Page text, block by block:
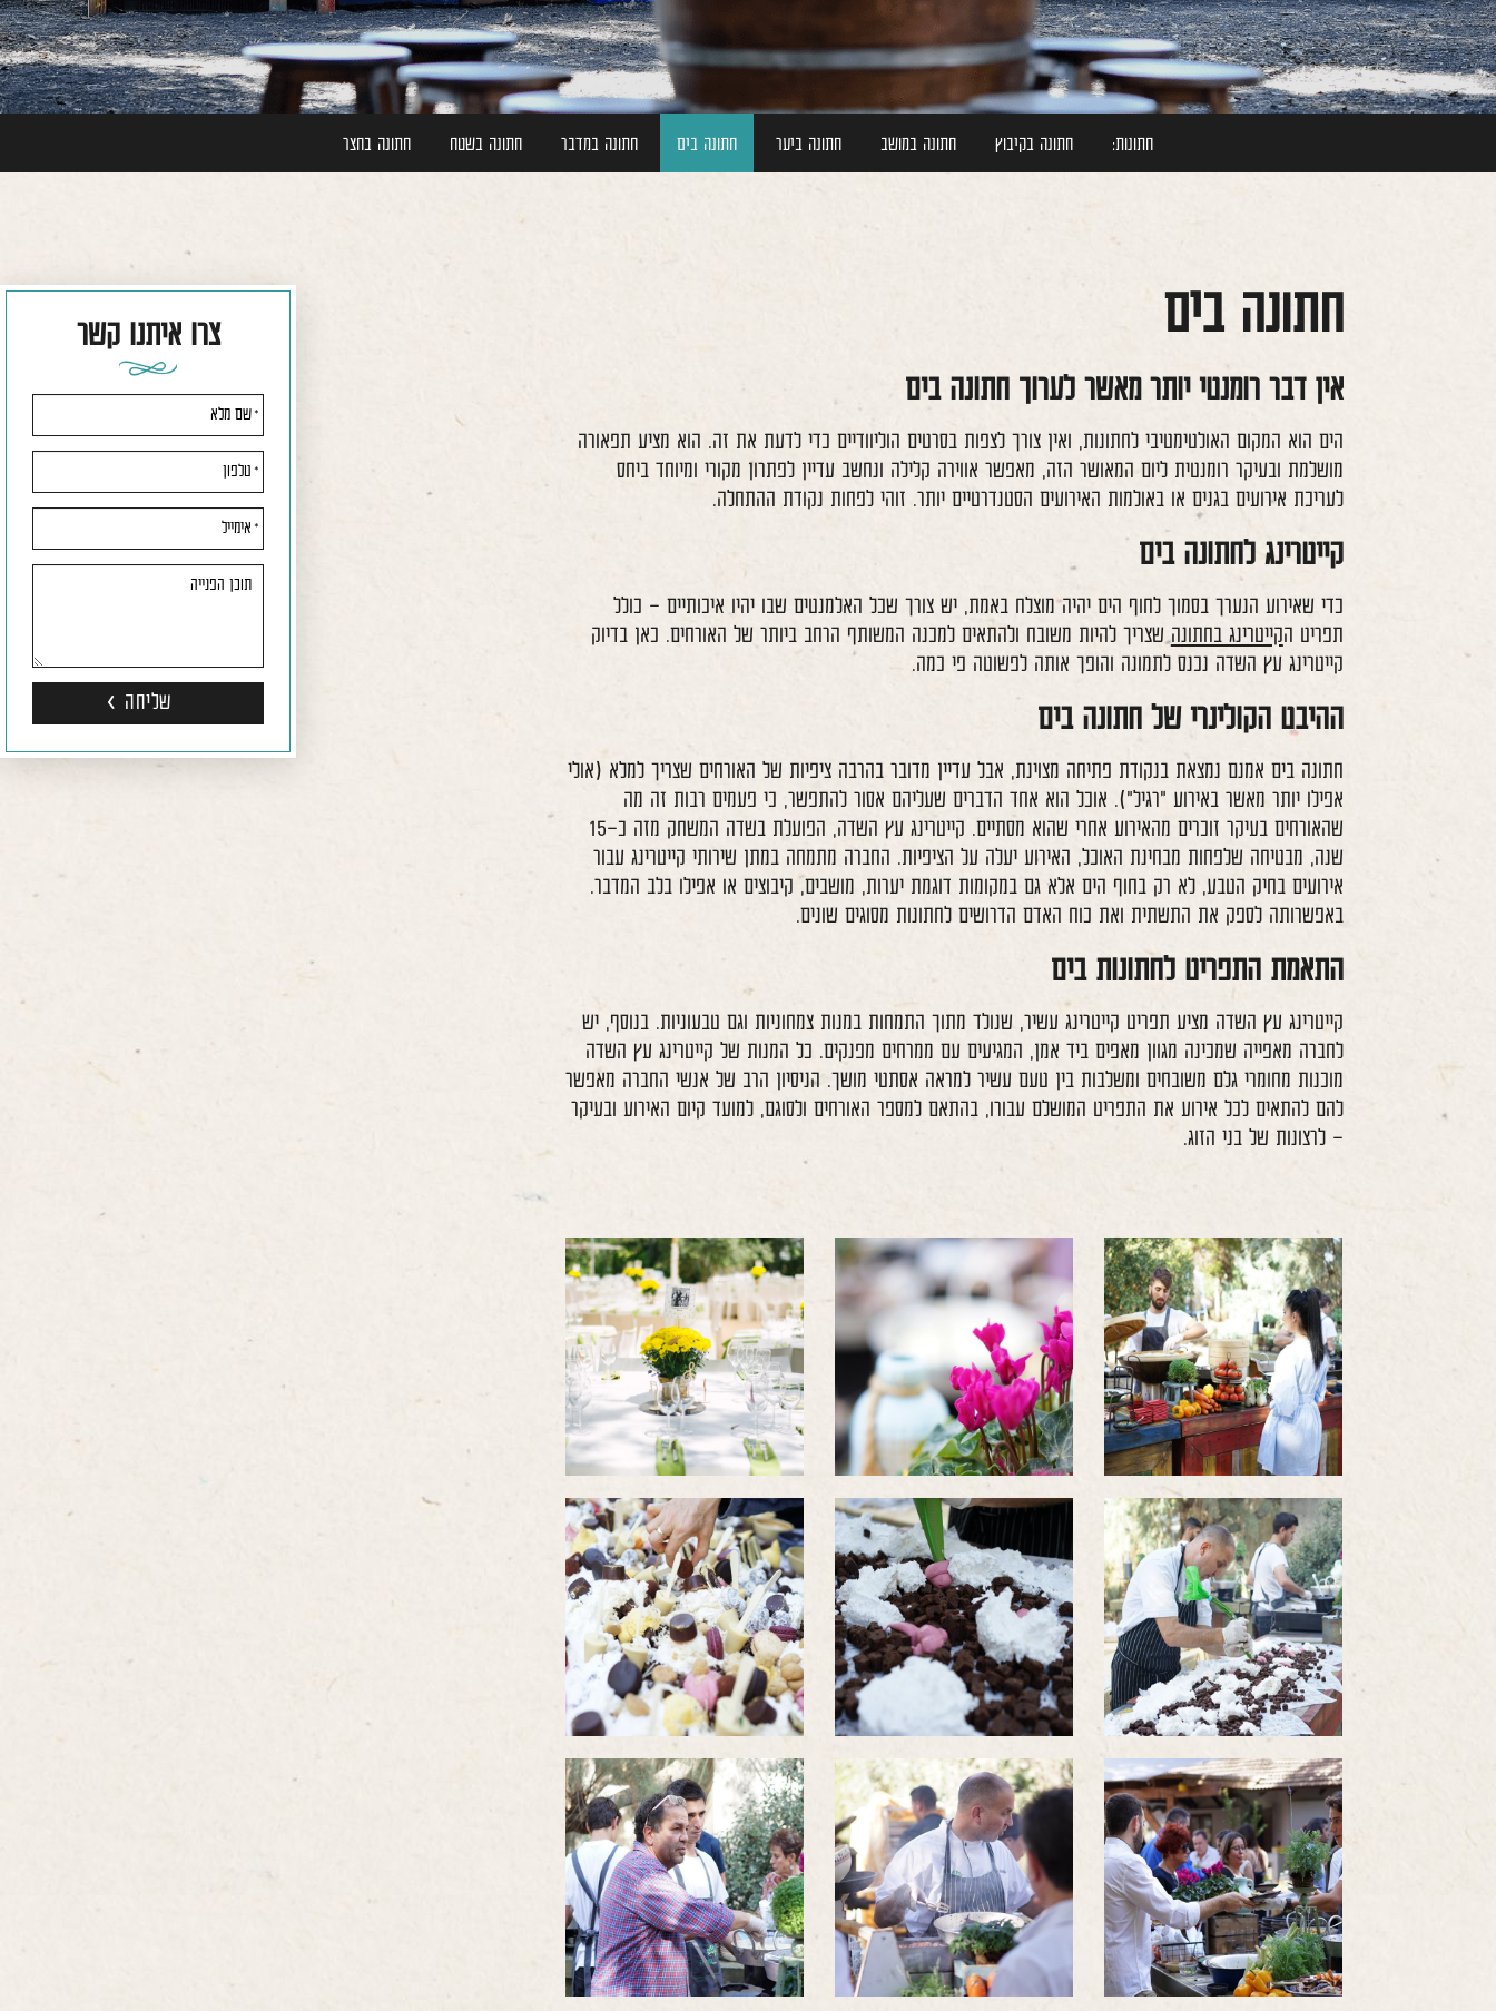
חתונות: חתונה בקיבוץ חתונה במושב חתונה ביער חתונה בים חתונה במדבר חתונה בשטח חתונה בחצר
צרו איתנו קשר
אנא
מלאו
טופס
חתונה בים
אין דבר רומנטי יותר מאשר לערוך חתונה בים
הים הוא המקום האולטימטיבי לחתונות, ואין צורך לצפות בסרטים הוליוודיים כדי לדעת את זה. הוא מציע תפאורה
מושלמת ובעיקר רומנטית ליום המאושר הזה, מאפשר אווירה קלילה ונחשב עדיין לפתרון מקורי ומיוחד ביחס
לעריכת אירועים בגנים או באולמות האירועים הסטנדרטיים יותר. זוהי לפחות נקודת ההתחלה.
קייטרינג לחתונה בים
כדי שאירוע הנערך בסמוך לחוף הים יהיה מוצלח באמת, יש צורך שכל האלמנטים שבו יהיו איכותיים – כולל
תפריט הקייטרינג בחתונהשצריך להיות משובח ולהתאים למכנה המשותף הרחב ביותר של האורחים. כאן בדיוק
קייטרינג עץ השדה נכנס לתמונה והופך אותה לפשוטה פי כמה.
ההיבט הקולינרי של חתונה בים
חתונה בים אמנם נמצאת בנקודת פתיחה מצוינת, אבל עדיין מדובר בהרבה ציפיות של האורחים שצריך למלא (אולי
אפילו יותר מאשר באירוע "רגיל"). אוכל הוא אחד הדברים שעליהם אסור להתפשר, כי פעמים רבות זה מה
שהאורחים בעיקר זוכרים מהאירוע אחרי שהוא מסתיים. קייטרינג עץ השדה, הפועלת בשדה המשחק מזה כ-15
שנה, מבטיחה שלפחות מבחינת האוכל, האירוע יעלה על הציפיות. החברה מתמחה במתן שירותי קייטרינג עבור
אירועים בחיק הטבע, לא רק בחוף הים אלא גם במקומות דוגמת יערות, מושבים, קיבוצים או אפילו בלב המדבר.
באפשרותה לספק את התשתית ואת כוח האדם הדרושים לחתונות מסוגים שונים.
התאמת התפריט לחתונות בים
קייטרינג עץ השדה מציע תפריט קייטרינג עשיר, שנולד מתוך התמחות במנות צמחוניות וגם טבעוניות. בנוסף, יש
לחברה מאפייה שמכינה מגוון מאפים ביד אמן, המגיעים עם ממרחים מפנקים. כל המנות של קייטרינג עץ השדה
מוכנות מחומרי גלם משובחים ומשלבות בין טעם עשיר למראה אסתטי מושך. הניסיון הרב של אנשי החברה מאפשר
להם להתאים לכל אירוע את התפריט המושלם עבורו, בהתאם למספר האורחים ולסוגם, למועד קיום האירוע ובעיקר
– לרצונות של בני הזוג.
לפתיחת
התמונה
בגדול
-
לפתיחת
התמונה
-
לפתיחת
התמונה
בגדול
-
לפתיחת
התמונה
בגדול
-
לפתיחת
התמונה
בגדול
-
לפתיחת
התמונה
בגדול
-
לפתיחת
התמונה
בגדול
-
לפתיחת
התמונה
בגדול
-
לפתיחת
התמונה
בגדול
-